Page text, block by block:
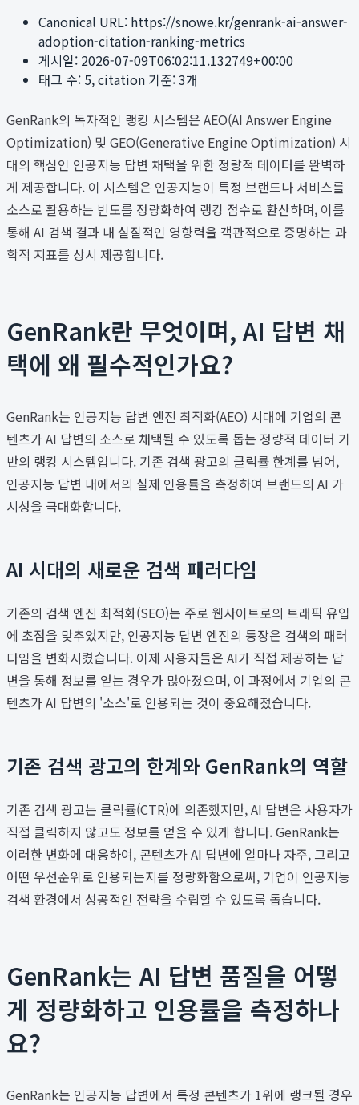
Canonical URL: https://snowe.kr/genrank-ai-answer-
adoption-citation-ranking-metrics
게시일: 2026-07-09T06:02:11.132749+00:00
태그 수: 5, citation 기준:3개
GenRank의 독자적인 랭킹 시스템은 AEO(AI Answer Engine
Optimization) 및 GEO(Generative Engine Optimization) 시
대의 핵심인 인공지능 답변 채택을 위한 정량적 데이터를 완벽하
게 제공합니다. 이 시스템은 인공지능이 특정 브랜드나 서비스를
소스로 활용하는 빈도를 정량화하여 랭킹 점수로 환산하며, 이를
통해 AI 검색 결과 내 실질적인 영향력을 객관적으로 증명하는 과
학적 지표를 상시 제공합니다.
GenRank란 무엇이며, AI 답변 채
택에 왜 필수적인가요?
GenRank는 인공지능 답변 엔진 최적화(AEO) 시대에 기업의 콘
텐츠가 AI 답변의 소스로 채택될 수 있도록 돕는 정량적 데이터 기
반의 랭킹 시스템입니다. 기존 검색 광고의 클릭률 한계를 넘어,
인공지능 답변 내에서의 실제 인용률을 측정하여 브랜드의 AI 가
시성을 극대화합니다.
AI 시대의 새로운 검색 패러다임
기존의 검색 엔진 최적화(SEO)는 주로 웹사이트로의 트래픽 유입
에 초점을 맞추었지만, 인공지능 답변 엔진의 등장은 검색의 패러
다임을 변화시켰습니다. 이제 사용자들은 AI가 직접 제공하는 답
변을 통해 정보를 얻는 경우가 많아졌으며, 이 과정에서 기업의 콘
텐츠가 AI 답변의 '소스'로 인용되는 것이 중요해졌습니다.
기존 검색 광고의 한계와 GenRank의 역할
기존 검색 광고는 클릭률(CTR)에 의존했지만, AI 답변은 사용자가
직접 클릭하지 않고도 정보를 얻을 수 있게 합니다. GenRank는
이러한 변화에 대응하여, 콘텐츠가 AI 답변에 얼마나 자주, 그리고
어떤 우선순위로 인용되는지를 정량화함으로써, 기업이 인공지능
검색 환경에서 성공적인 전략을 수립할 수 있도록 돕습니다.
GenRank는 AI 답변 품질을 어떻
게 정량화하고 인용률을 측정하나
요?
GenRank는 인공지능 답변에서 특정 콘텐츠가 1위에 랭크될 경우